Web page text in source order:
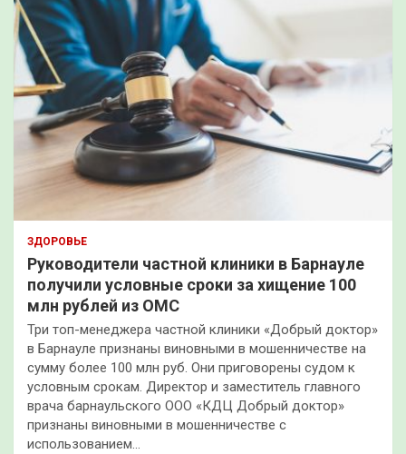
ЗДОРОВЬЕ
Руководители частной клиники в Барнауле
получили условные сроки за хищение 100
млн рублей из ОМС
Три топ-менеджера частной клиники «Добрый доктор»
в Барнауле признаны виновными в мошенничестве на
сумму более 100 млн руб. Они приговорены судом к
условным срокам. Директор и заместитель главного
врача барнаульского ООО «КДЦ Добрый доктор»
признаны виновными в мошенничестве с
использованием…